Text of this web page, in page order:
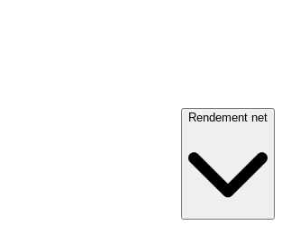
Rendement net